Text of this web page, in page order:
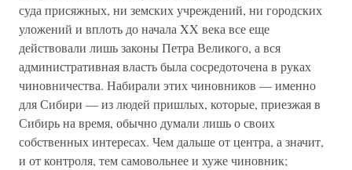
суда присяжных, ни земских учреждений, ни городских
уложений и вплоть до начала XX века все еще
действовали лишь законы Петра Великого, а вся
административная власть была сосредоточена в руках
чиновничества. Набирали этих чиновников — именно
для Сибири — из людей пришлых, которые, приезжая в
Сибирь на время, обычно думали лишь о своих
собственных интересах. Чем дальше от центра, а значит,
и от контроля, тем самовольнее и хуже чиновник;